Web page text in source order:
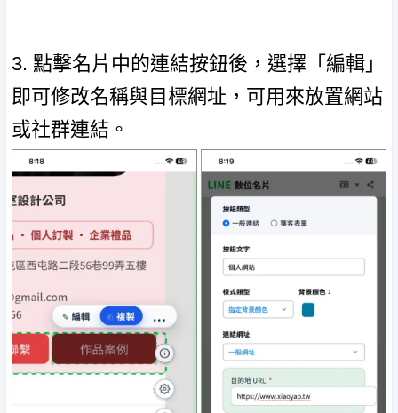
3. 點擊名片中的連結按鈕後，選擇「編輯」
即可修改名稱與目標網址，可用來放置網站
或社群連結。